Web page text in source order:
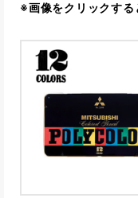
※画像をクリックする